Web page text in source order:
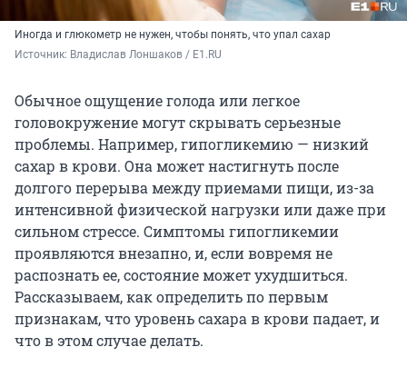
Иногда и глюкометр не нужен, чтобы понять, что упал сахар
Источник: Владислав Лоншаков / E1.RU
Обычное ощущение голода или легкое
головокружение могут скрывать серьезные
проблемы. Например, гипогликемию — низкий
сахар в крови. Она может настигнуть после
долгого перерыва между приемами пищи, из-за
интенсивной физической нагрузки или даже при
сильном стрессе. Симптомы гипогликемии
проявляются внезапно, и, если вовремя не
распознать ее, состояние может ухудшиться.
Рассказываем, как определить по первым
признакам, что уровень сахара в крови падает, и
что в этом случае делать.